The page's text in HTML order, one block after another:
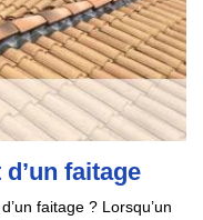
faitage
faitage ? Lorsqu’un